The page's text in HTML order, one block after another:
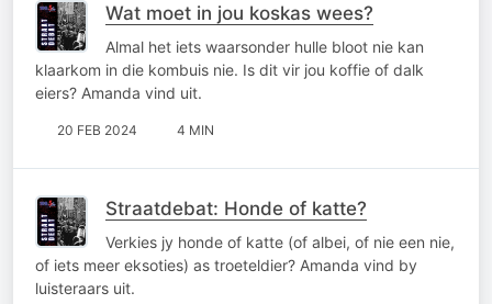
Wat moet in jou koskas wees?
Almal het iets waarsonder hulle bloot nie kan
klaarkom in die kombuis nie. Is dit vir jou koffie of dalk
eiers? Amanda vind uit.
20 FEB 2024 4 MIN
Straatdebat: Honde of katte?
Verkies jy honde of katte (of albei, of nie een nie,
of iets meer eksoties) as troeteldier? Amanda vind by
luisteraars uit.